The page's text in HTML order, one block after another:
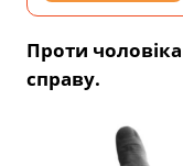
Проти
справу.